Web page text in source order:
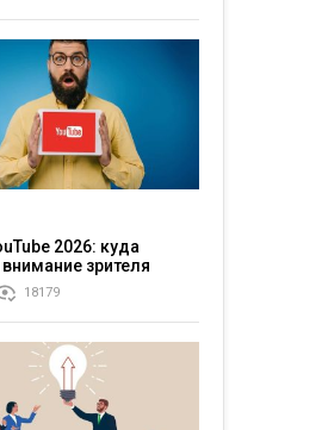
2026: куда
зрителя
18179